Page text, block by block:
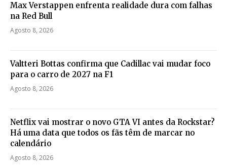
Max Verstappen enfrenta realidade dura com falhas
na Red Bull
Agosto 8, 2026
Valtteri Bottas confirma que Cadillac vai mudar foco
para o carro de 2027 na F1
Agosto 8, 2026
Netflix vai mostrar o novo GTA VI antes da Rockstar?
Há uma data que todos os fãs têm de marcar no
calendário
Agosto 8, 2026